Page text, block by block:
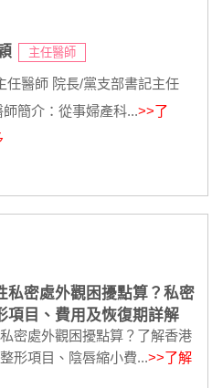
主任醫師
任醫師 院長/黨支部書記主任
師簡介：從事婦產科...>>了
私密處外觀困擾點算？私密
項目、費用及恢復期詳解
密處外觀困擾點算？了解香港
形項目、陰唇縮小費...>>了解